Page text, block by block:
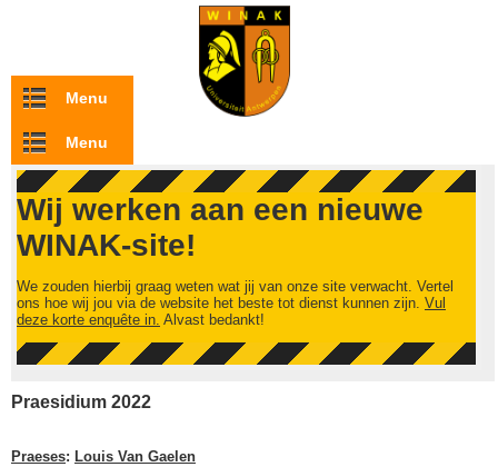
Overslaan en naar de inhoud gaan
Menu
Menu
Wij werken aan een nieuwe
WINAK-site!
We zouden hierbij graag weten wat jij van onze site verwacht. Vertel
ons hoe wij jou via de website het beste tot dienst kunnen zijn. Vul
deze korte enquête in. Alvast bedankt!
Praesidium 2022
Praeses: Louis Van Gaelen